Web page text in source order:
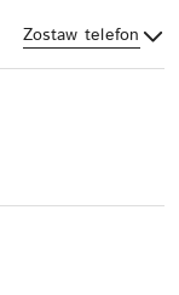
Zostaw telefon